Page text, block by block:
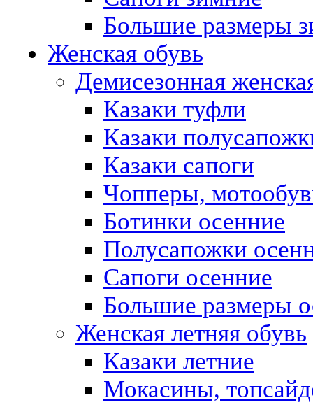
Большие размеры
Женская обувь
Демисезонная
Казаки туфли
Казаки
Казаки сапоги
Чопперы,
Ботинки осенние
Полусапожки
Сапоги осенние
Большие размеры
Женская летняя обувь
Казаки летние
Мокасины,